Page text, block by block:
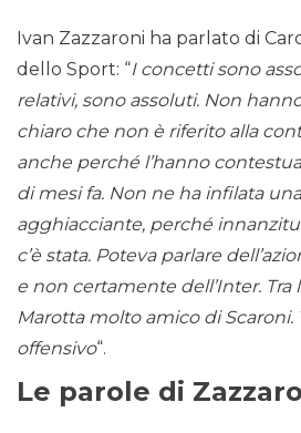
Ivan Zazzaroni ha parlato di
dello Sport: “I concetti sono
relativi, sono assoluti. Non
chiaro che non è riferito alla
anche perché l’hanno
di mesi fa. Non ne ha infilata
agghiacciante, perché
c’è stata. Poteva parlare
e non certamente dell’Inter. Tra
Marotta molto amico di Scaroni.
offensivo“.
Le parole di